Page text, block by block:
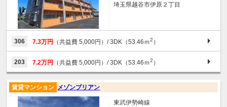
埼玉県越谷市伊原２丁目
306 7.3万円 （共益費 5,000円）/ 3DK（53.46ｍ2 ）
203 7.2万円 （共益費 5,000円）/ 3DK（53.46ｍ2 ）
メゾンブリアン
賃貸マンション
東武伊勢崎線